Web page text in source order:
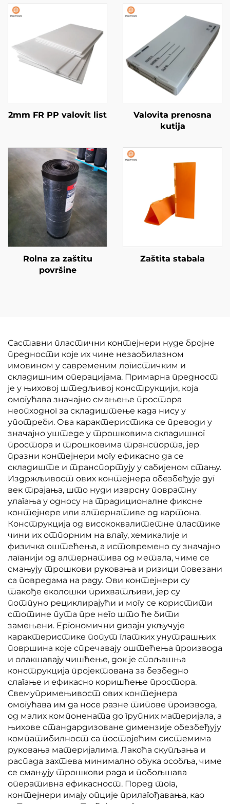
2mm FR PP valovit list
Valovita prenosna
kutija
Rolna za zaštitu
površine
Zaštita stabala
Саставни пластични контејнери нуде бројне
предности које их чине незаобилазном
имовином у савременим логистичким и
складишним операцијама. Примарна предност
је у њиховој штедљивој конструкцији, која
омогућава значајно смањење простора
неопходног за складиштење када нису у
употреби. Ова карактеристика се преводи у
значајно уштеде у трошковима складишног
простора и трошковима транспорта, јер
празни контејнери могу ефикасно да се
складиште и транспортују у сабијеном стању.
Издржљивост ових контејнера обезбеђује дуг
век трајања, што нуди изврсну повратну
улагања у односу на традиционалне фиксне
контејнере или алтернативе од картона.
Конструкција од висококвалитетне пластике
чини их отпорним на влагу, хемикалије и
физичка оштећења, а истовремено су значајно
лаганији од алтернатива од метала, чиме се
смањују трошкови руковања и ризици повезани
са повредама на раду. Ови контејнери су
такође еколошки прихватљиви, јер су
потпуно рециклирајући и могу се користити
стотине пута пре него што ће бити
замењени. Ергономични дизајн укључује
карактеристике попут глатких унутрашњих
површина које спречавају оштећења производа
и олакшавају чишћење, док је спољашња
конструкција пројектована за безбедно
слагање и ефикасно коришћење простора.
Свемупримењивост ових контејнера
омогућава им да носе разне типове производа,
од малих компонената до групних материјала, а
њихове стандардизоване димензије обезбеђују
компатибилност са постојећим системима
руковања материјалима. Лакоћа скупљања и
распада захтева минимално обука особља, чиме
се смањују трошкови рада и побољшава
оперативна ефикасност. Поред тога,
контејнери имају опције прилагођавања, као